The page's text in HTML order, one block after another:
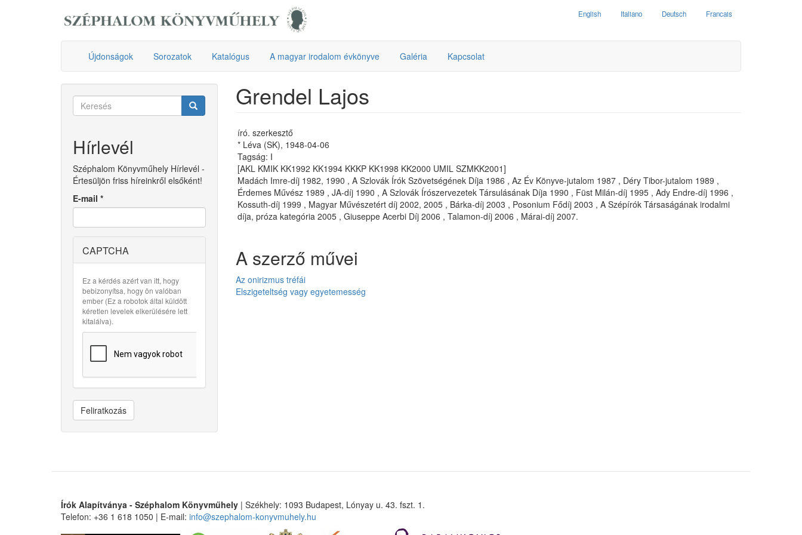
English Italiano Deutsch Francais
Újdonságok Sorozatok Katalógus A magyar irodalom évkönyve Galéria Kapcsolat
Keresés
Hírlevél
Széphalom Könyvműhely Hírlevél -
Értesüljön friss híreinkről elsőként!
E-mail *
CAPTCHA
Ez a kérdés azért van itt, hogy
bebizonyítsa, hogy ön valóban
ember (Ez a robotok által küldött
kéretlen levelek elkerülésére lett
kitalálva).
Feliratkozás
Grendel Lajos
író. szerkesztő
* Léva (SK), 1948-04-06
Tagság: I
[AKL KMIK KK1992 KK1994 KKKP KK1998 KK2000 UMIL SZMKK2001]
Madách Imre-díj 1982, 1990 , A Szlovák Írók Szövetségének Díja 1986 , Az Év Könyve-jutalom 1987 , Déry Tibor-jutalom 1989 ,
Érdemes Művész 1989 , JA-díj 1990 , A Szlovák Írószervezetek Társulásának Díja 1990 , Füst Milán-díj 1995 , Ady Endre-díj 1996 ,
Kossuth-díj 1999 , Magyar Művészetért díj 2002, 2005 , Bárka-díj 2003 , Posonium Fődíj 2003 , A Szépírók Társaságának irodalmi
díja, próza kategória 2005 , Giuseppe Acerbi Díj 2006 , Talamon-díj 2006 , Márai-díj 2007.
A szerző művei
Az onirizmus tréfái
Elszigeteltség vagy egyetemesség
Írók Alapítványa - Széphalom Könyvműhely | Székhely: 1093 Budapest, Lónyay u. 43. fszt. 1.
Telefon: +36 1 618 1050 | E-mail: info@szephalom-konyvmuhely.hu